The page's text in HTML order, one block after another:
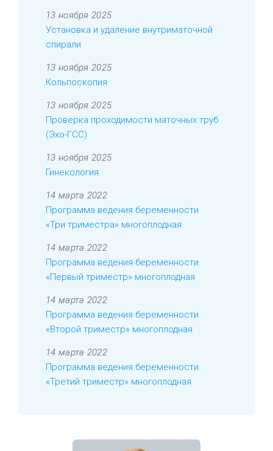
13 ноября 2025
Установка и удаление внутриматочной
спирали
13 ноября 2025
Кольпоскопия
13 ноября 2025
Проверка проходимости маточных труб
(Эхо-ГСС)
13 ноября 2025
Гинекология
14 марта 2022
Программа ведения беременности
«Три триместра» многоплодная
14 марта 2022
Программа ведения беременности
«Первый триместр» многоплодная
14 марта 2022
Программа ведения беременности
«Второй триместр» многоплодная
14 марта 2022
Программа ведения беременности
«Третий триместр» многоплодная